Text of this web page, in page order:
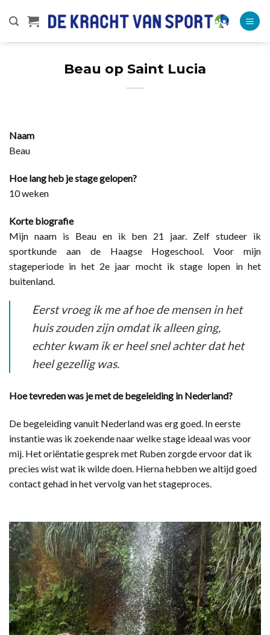
naar
Beau op Saint Lucia
Naam
Beau
Hoe lang heb je stage gelopen?
10 weken
Korte biografie
Mijn naam is Beau en ik ben 21 jaar. Zelf studeer ik
sportkunde aan de Haagse Hogeschool. Voor mijn
stageperiode in het 2e jaar mocht ik stage lopen in het
buitenland.
Eerst vroeg ik me af hoe de mensen in het
huis zouden zijn omdat ik alleen ging,
echter kwam ik er heel snel achter dat het
heel gezellig was.
Hoe tevreden was je met de begeleiding in Nederland?
De begeleiding vanuit Nederland was erg goed. In eerste
instantie was ik zoekende naar welke stage ideaal was voor
mij. Het oriëntatie gesprek met Ruben zorgde ervoor dat ik
precies wist wat ik wilde doen. Hierna hebben we altijd goed
contact gehad in het vervolg van het stageproces.